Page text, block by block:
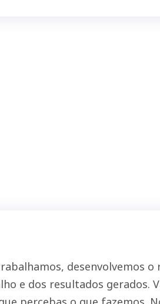
desenvolvemos o
e dos resultados gerados.